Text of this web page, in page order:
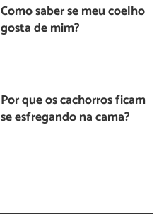
Como saber se meu coelho
gosta de mim?
Por que os cachorros ficam
se esfregando na cama?